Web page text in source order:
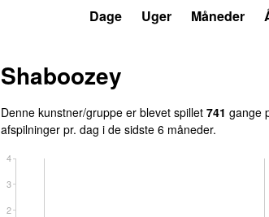
Dage Uger Måneder
Shaboozey
Denne kunstner/gruppe er blevet spillet 741 gange
afspilninger pr. dag i de sidste 6 måneder.
2
3
4